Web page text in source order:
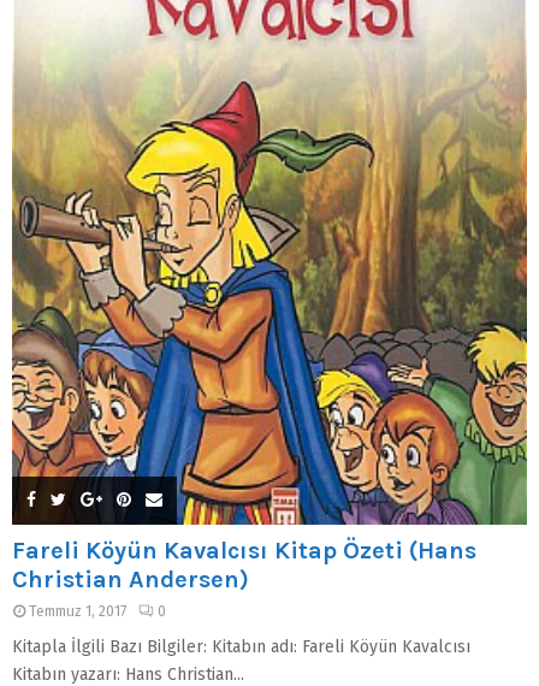
Fareli Köyün Kavalcısı Kitap Özeti (Hans
Christian Andersen)
Temmuz 1, 2017 0
Kitapla İlgili Bazı Bilgiler: Kitabın adı: Fareli Köyün Kavalcısı
Kitabın yazarı: Hans Christian...